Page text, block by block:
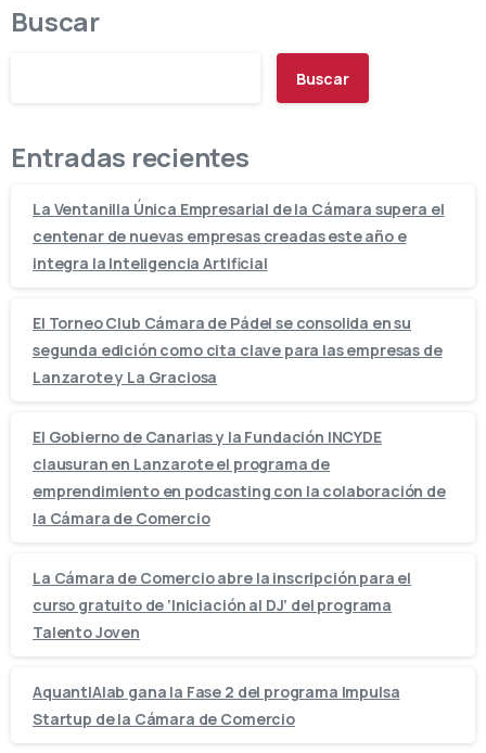
Buscar
Buscar
Entradas recientes
La Ventanilla Única Empresarial de la Cámara supera el
centenar de nuevas empresas creadas este año e
integra la Inteligencia Artificial
El Torneo Club Cámara de Pádel se consolida en su
segunda edición como cita clave para las empresas de
Lanzarote y La Graciosa
El Gobierno de Canarias y la Fundación INCYDE
clausuran en Lanzarote el programa de
emprendimiento en podcasting con la colaboración de
la Cámara de Comercio
La Cámara de Comercio abre la inscripción para el
curso gratuito de ‘Iniciación al DJ’ del programa
Talento Joven
AquantIAlab gana la Fase 2 del programa Impulsa
Startup de la Cámara de Comercio